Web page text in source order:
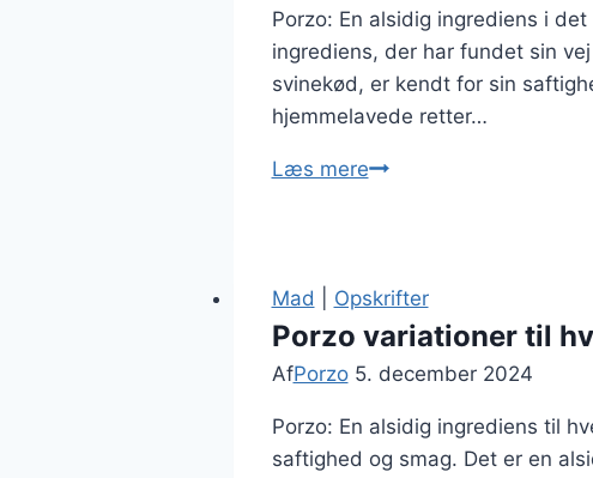
Porzo: En alsidig ingrediens i
ingrediens, der har fundet sin
svinekød, er kendt for sin
hjemmelavede retter…
Læs merePorzo
en
skøn
kombination
Mad Opskrifter
Porzo variationer til
AfPorzo 5. december 2024
Porzo: En alsidig ingrediens til
saftighed og smag. Det er en